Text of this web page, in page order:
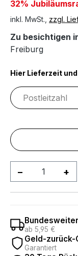
32%
inkl. MwSt., zzgl.
Zu besichtigen
Freiburg
Hier Lieferzeit
Produkt
ab 5,95 €
Geld-zurück-
Garantiert